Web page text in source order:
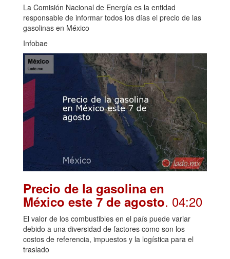
La Comisión Nacional de Energía es la entidad
responsable de informar todos los días el precio de las
gasolinas en México
Infobae
Precio de la gasolina en
México este 7 de agosto. 04:20
El valor de los combustibles en el país puede variar
debido a una diversidad de factores como son los
costos de referencia, impuestos y la logística para el
traslado